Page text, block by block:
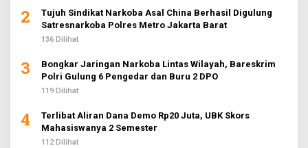
2
Tujuh Sindikat Narkoba Asal China Berhasil Digulung
Satresnarkoba Polres Metro Jakarta Barat
136 Dilihat
3
Bongkar Jaringan Narkoba Lintas Wilayah, Bareskrim
Polri Gulung 6 Pengedar dan Buru 2 DPO
119 Dilihat
4
Terlibat Aliran Dana Demo Rp20 Juta, UBK Skors
Mahasiswanya 2 Semester
112 Dilihat